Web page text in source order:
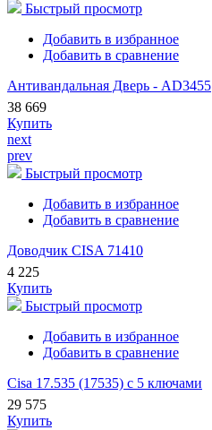
Быстрый просмотр
Добавить в избранное
Добавить в сравнение
Антивандальная Дверь - AD3455
38 669
Купить
next
prev
Быстрый просмотр
Добавить в избранное
Добавить в сравнение
Доводчик CISA 71410
4 225
Купить
Быстрый просмотр
Добавить в избранное
Добавить в сравнение
Cisa 17.535 (17535) с 5 ключами
29 575
Купить